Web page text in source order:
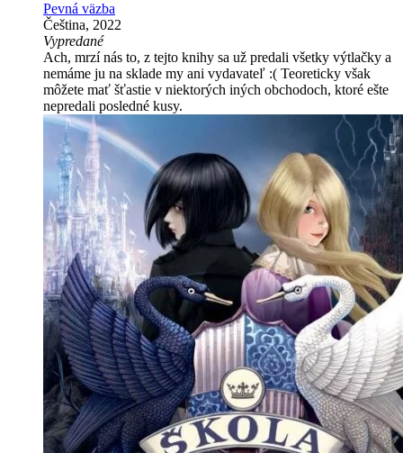
Pevná väzba
Čeština, 2022
Vypredané
Ach, mrzí nás to, z tejto knihy sa už predali všetky výtlačky a
nemáme ju na sklade my ani vydavateľ :( Teoreticky však
môžete mať šťastie v niektorých iných obchodoch, ktoré ešte
nepredali posledné kusy.